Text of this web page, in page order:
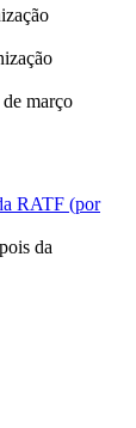
março
RATF (por
da